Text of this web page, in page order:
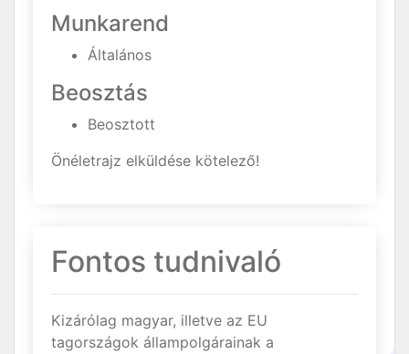
Munkarend
Általános
Beosztás
Beosztott
Önéletrajz elküldése kötelező!
Fontos tudnivaló
Kizárólag magyar, illetve az EU
tagországok állampolgárainak a